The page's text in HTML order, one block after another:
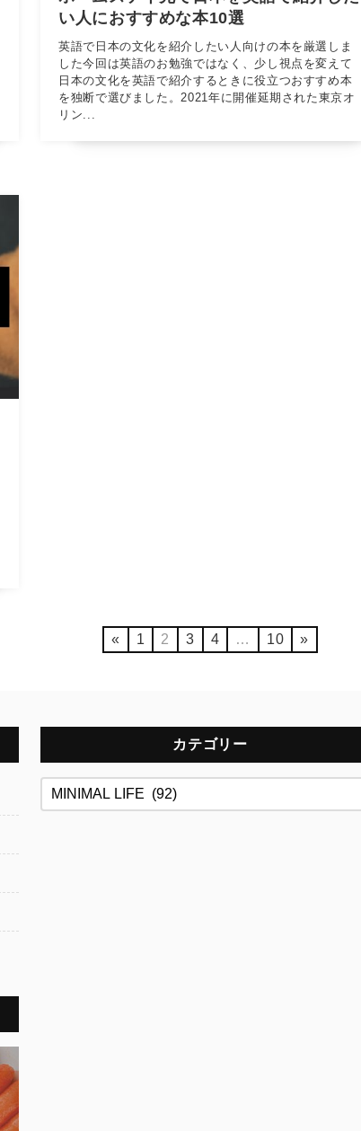
い人におすすめな本10選
英語で日本の文化を紹介したい人向けの本を厳選しま
した今回は英語のお勉強ではなく、少し視点を変えて
日本の文化を英語で紹介するときに役立つおすすめ本
を独断で選びました。2021年に開催延期された東京オ
リン...
« 1 2 3 4 … 10 »
カテゴリー